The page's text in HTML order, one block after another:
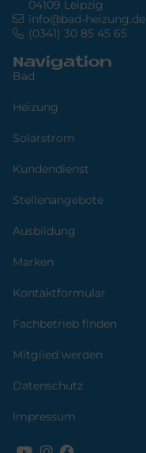
04109 Leipzig
info@bad-heizung.de
(0341) 30 85 45 65
Navigation
Bad
Heizung
Solarstrom
Kundendienst
Stellenangebote
Ausbildung
Marken
Kontaktformular
Fachbetrieb finden
Mitglied werden
Datenschutz
Impressum